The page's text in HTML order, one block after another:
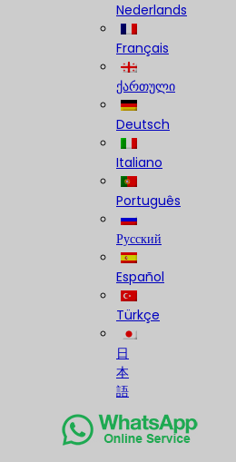
Nederlands
Français
ქართული
Deutsch
Italiano
Português
Русский
Español
Türkçe
日
本
語